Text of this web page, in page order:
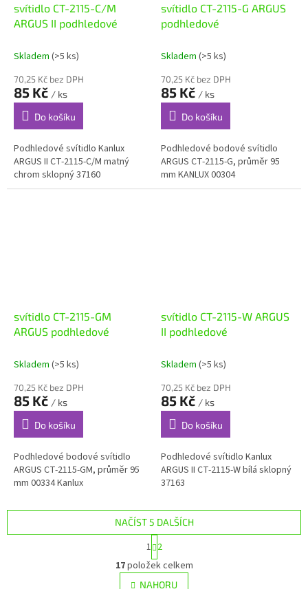
svítidlo CT-2115-C/M
ARGUS II podhledové
Skladem (>5 ks)
70,25 Kč bez DPH
85 Kč / ks
Do košíku
Podhledové svítidlo Kanlux
ARGUS II CT-2115-C/M matný
chrom sklopný 37160
svítidlo CT-2115-G ARGUS
podhledové
Skladem (>5 ks)
70,25 Kč bez DPH
85 Kč / ks
Do košíku
Podhledové bodové svítidlo
ARGUS CT-2115-G, průměr 95
mm KANLUX 00304
svítidlo CT-2115-GM
ARGUS podhledové
Skladem (>5 ks)
70,25 Kč bez DPH
85 Kč / ks
Do košíku
Podhledové bodové svítidlo
ARGUS CT-2115-GM, průměr 95
mm 00334 Kanlux
svítidlo CT-2115-W ARGUS
II podhledové
Skladem (>5 ks)
70,25 Kč bez DPH
85 Kč / ks
Do košíku
Podhledové svítidlo Kanlux
ARGUS II CT-2115-W bílá sklopný
37163
O
v
l
NAČÍST 5 DALŠÍCH
t
r
á
1 2
17položek celkem
NAHORU